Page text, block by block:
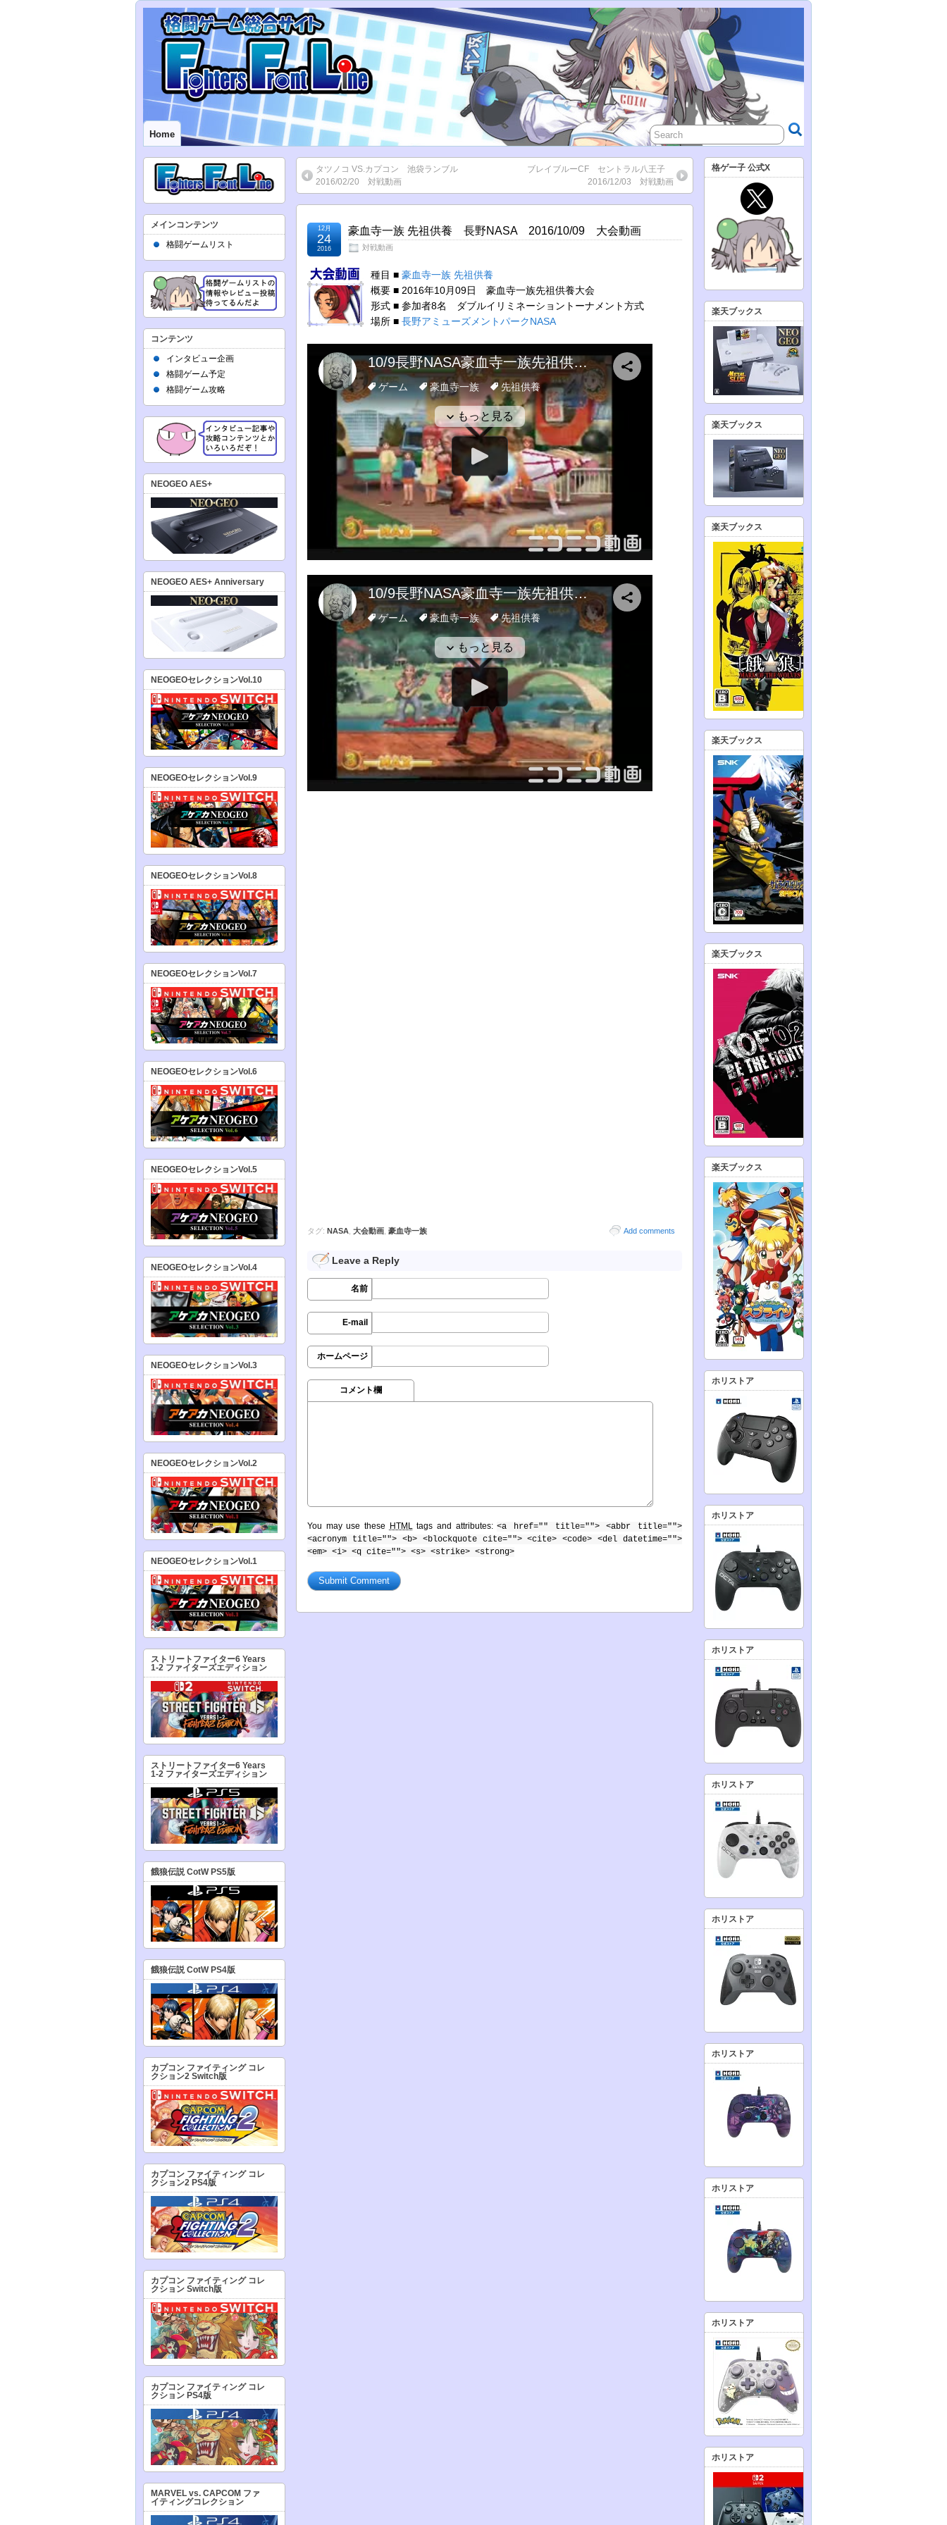
Home
タツノコ VS.カプコン 池袋ランブル
2016/02/20 対戦動画
ブレイブルーCF セントラル八王子
2016/12/03 対戦動画
豪血寺一族 先祖供養 長野NASA 2016/10/09 大会動画
対戦動画
12月
24
2016
種目 ■ 豪血寺一族 先祖供養
概要 ■ 2016年10月09日 豪血寺一族先祖供養大会
形式 ■ 参加者8名 ダブルイリミネーショントーナメント方式
場所 ■ 長野アミューズメントパークNASA
Add comments
タグ: NASA 大会動画 豪血寺一族
Leave a Reply
名前
E-mail
ホームページ
コメント欄
You may use these HTMLtags and attributes:<a href="" title=""> <abbr title="">
<acronym title=""> <b> <blockquote cite=""> <cite> <code> <del datetime="">
<em> <i> <q cite=""> <s> <strike> <strong>
メインコンテンツ
格闘ゲームリスト
コンテンツ
インタビュー企画
格闘ゲーム予定
格闘ゲーム攻略
NEOGEO AES+
NEOGEO AES+ Anniversary
NEOGEOセレクションVol.10
NEOGEOセレクションVol.9
NEOGEOセレクションVol.8
NEOGEOセレクションVol.7
NEOGEOセレクションVol.6
NEOGEOセレクションVol.5
NEOGEOセレクションVol.4
NEOGEOセレクションVol.3
NEOGEOセレクションVol.2
NEOGEOセレクションVol.1
ストリートファイター6 Years
1-2 ファイターズエディション
ストリートファイター6 Years
1-2 ファイターズエディション
餓狼伝説 CotW PS5版
餓狼伝説 CotW PS4版
カプコン ファイティング コレ
クション2 Switch版
カプコン ファイティング コレ
クション2 PS4版
カプコン ファイティング コレ
クション Switch版
カプコン ファイティング コレ
クション PS4版
MARVEL vs. CAPCOM ファ
イティングコレクション
格ゲー子 公式X
楽天ブックス
楽天ブックス
楽天ブックス
楽天ブックス
楽天ブックス
楽天ブックス
ホリストア
ホリストア
ホリストア
ホリストア
ホリストア
ホリストア
ホリストア
ホリストア
ホリストア